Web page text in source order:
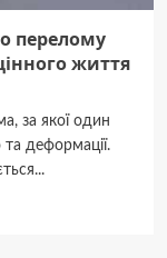
перелому
життя
за якої один
деформації.